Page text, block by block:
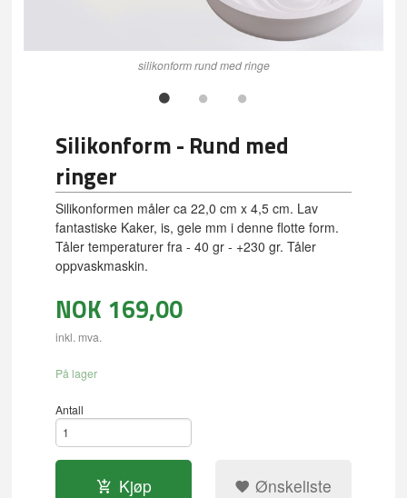
silikonform rund med ringe
Silikonform - Rund med
ringer
Silikonformen måler ca 22,0 cm x 4,5 cm. Lav
fantastiske Kaker, is, gele mm i denne flotte form.
Tåler temperaturer fra - 40 gr - +230 gr. Tåler
oppvaskmaskin.
NOK 169,00
inkl. mva.
På lager
Antall
Kjøp Ønskeliste